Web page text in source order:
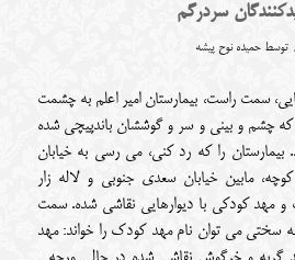
سردرگم
توسط حمیده نوح پیشه
سمت راست، بیمارستان امیر اعلم به چشمت
که چشم و بینی و سر و گوششان باندپیچی شده
را که رد کنی، می رسی به خیابان
مابین خیابان سعدی جنوبی و لاله زار
مهد کودکی با دیوارهایی نقاشی شده. سمت
سختی می توان نام مهد کودک را خواند: مهد